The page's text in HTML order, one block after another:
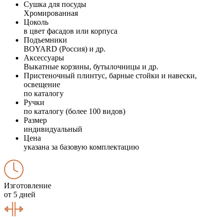
Сушка для посуды
Хромированная
Цоколь
в цвет фасадов или корпуса
Подъемники
BOYARD (Россия) и др.
Аксессуары
Выкатные корзины, бутылочницы и др.
Пристеночный плинтус, барные стойки и навески,
освещение
по каталогу
Ручки
по каталогу (более 100 видов)
Размер
индивидуальный
Цена
указана за базовую комплектацию
Изготовление
от 5 дней